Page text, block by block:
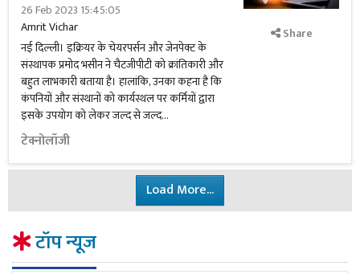
26 Feb 2023 15:45:05
Amrit Vichar
नई दिल्ली। इक्रियर के चेयरपर्सन और जेनपेक्ट के
संस्थापक प्रमोद भसीन ने चैटजीपीटी को क्रांतिकारी और
बहुत लाभकारी बताया है। हालांकि, उनका कहना है कि
कंपनियों और संस्थानों को कार्यस्थल पर कर्मियों द्वारा
इसके उपयोग को लेकर जल्द से जल्द...
टेक्नोलॉजी
Share
Load More...
टॉप न्यूज